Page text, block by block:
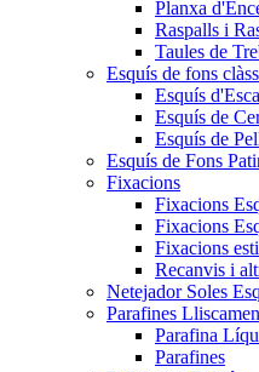
Planxa
Raspalls i
Taules de
Esquís de fons
Esquís
Esquís de
Esquís de
Esquís de Fons
Fixacions
Fixacions
Fixacions
Fixacions
Recanvis i
Netejador Soles
Parafines
Parafina
Parafines